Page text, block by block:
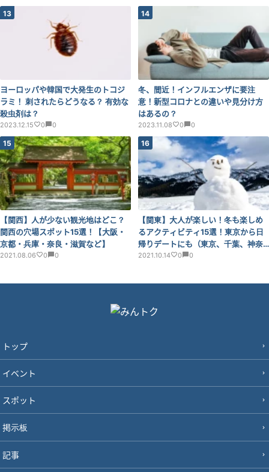
13
ヨーロッパや韓国で大発生のトコジ
ラミ！ 刺されたらどうなる？ 有効な
殺虫剤は？
2023.12.15 0 0
14
冬、間近！インフルエンザに要注
意！新型コロナとの違いや見分け方
はあるの？
2023.11.08 0 0
15
【関西】人が少ない観光地はどこ？
関西の穴場スポット15選！【大阪・
京都・兵庫・奈良・滋賀など】
2021.08.06 0 0
16
【関東】大人が楽しい！冬も楽しめ
るアクティビティ15選！東京から日
帰りデートにも（東京、千葉、神奈
川、埼玉ほか）
2021.10.14 0 0
トップ
イベント
スポット
掲示板
記事